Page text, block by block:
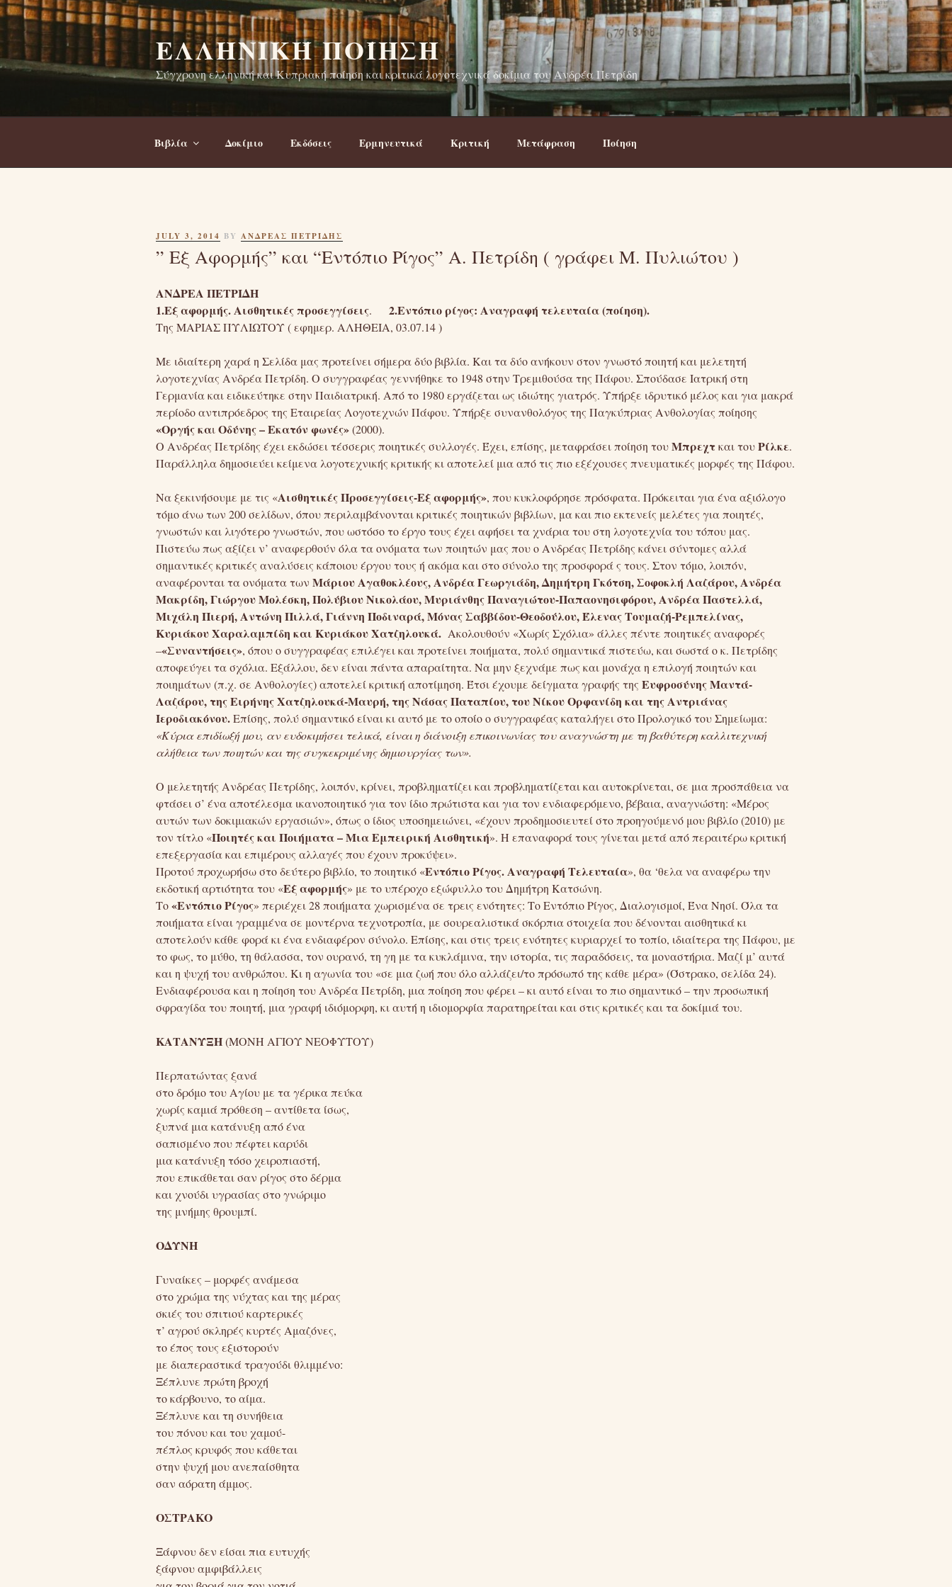
Skip
content
ΕΛΛΗΝΙΚΉ ΠΟΊΗΣΗ
Σύγχρονη ελληνική και Κυπριακή ποίηση και κριτικά λογοτεχνικά δοκίμια του Ανδρέα Πετρίδη
Βιβλία Δοκίμιο Εκδόσεις Ερμηνευτικά Κριτική Μετάφραση Ποίηση
POSTED
JULY 3, 2014 BY ΑΝΔΡΕΑΣ ΠΕΤΡΊΔΗΣ
” Εξ Αφορμής” και “Εντόπιο Ρίγος” Α. Πετρίδη ( γράφει Μ. Πυλιώτου )
ΑΝΔΡΕΑ ΠΕΤΡΙΔΗ
1.Εξ αφορμής. Αισθητικές προσεγγίσεις. 2.Εντόπιο ρίγος: Αναγραφή τελευταία (ποίηση).
Της ΜΑΡΙΑΣ ΠΥΛΙΩΤΟΥ ( εφημερ. ΑΛΗΘΕΙΑ, 03.07.14 )
Με ιδιαίτερη χαρά η Σελίδα μας προτείνει σήμερα δύο βιβλία. Και τα δύο ανήκουν στον γνωστό ποιητή και μελετητή
λογοτεχνίας Ανδρέα Πετρίδη. Ο συγγραφέας γεννήθηκε το 1948 στην Τρεμιθούσα της Πάφου. Σπούδασε Ιατρική στη
Γερμανία και ειδικεύτηκε στην Παιδιατρική. Από το 1980 εργάζεται ως ιδιώτης γιατρός. Υπήρξε ιδρυτικό μέλος και για μακρά
περίοδο αντιπρόεδρος της Εταιρείας Λογοτεχνών Πάφου. Υπήρξε συνανθολόγος της Παγκύπριας Ανθολογίας ποίησης
«Οργής καιΟδύνης – Εκατόν φωνές»(2000).
Ο Ανδρέας Πετρίδης έχει εκδώσει τέσσερις ποιητικές συλλογές. Έχει, επίσης, μεταφράσει ποίηση τουΜπρεχτκαι τουΡίλκε.
Παράλληλα δημοσιεύει κείμενα λογοτεχνικής κριτικής κι αποτελεί μια από τις πιο εξέχουσες πνευματικές μορφές της Πάφου.
Να ξεκινήσουμε με τις «Αισθητικές Προσεγγίσεις-Εξ αφορμής», που κυκλοφόρησε πρόσφατα. Πρόκειται για ένα αξιόλογο
τόμο άνω των 200 σελίδων, όπου περιλαμβάνονται κριτικές ποιητικών βιβλίων, μα και πιο εκτενείς μελέτες για ποιητές,
γνωστών και λιγότερο γνωστών, που ωστόσο το έργο τους έχει αφήσει τα χνάρια του στη λογοτεχνία του τόπου μας.
Πιστεύω πως αξίζει ν’ αναφερθούν όλα τα ονόματα των ποιητών μας που ο Ανδρέας Πετρίδης κάνει σύντομες αλλά
σημαντικές κριτικές αναλύσεις κάποιου έργου τους ή ακόμα και στο σύνολο της προσφορά ς τους. Στον τόμο, λοιπόν,
αναφέρονται τα ονόματα των Μάριου Αγαθοκλέους, Ανδρέα Γεωργιάδη, Δημήτρη Γκότση, Σοφοκλή Λαζάρου, Ανδρέα
Μακρίδη, Γιώργου Μολέσκη, Πολύβιου Νικολάου, Μυριάνθης Παναγιώτου-Παπαονησιφόρου, Ανδρέα Παστελλά,
Μιχάλη Πιερή, Αντώνη Πιλλά, Γιάννη Ποδιναρά, Μόνας Σαββίδου-Θεοδούλου, Έλενας Τουμαζή-Ρεμπελίνας,
Κυριάκου Χαραλαμπίδη και Κυριάκου Χατζηλουκά. Ακολουθούν «Χωρίς Σχόλια» άλλες πέντε ποιητικές αναφορές
–«Συναντήσεις», όπου ο συγγραφέας επιλέγει και προτείνει ποιήματα, πολύ σημαντικά πιστεύω, και σωστά ο κ. Πετρίδης
αποφεύγει τα σχόλια. Εξάλλου, δεν είναι πάντα απαραίτητα. Να μην ξεχνάμε πως και μονάχα η επιλογή ποιητών και
ποιημάτων (π.χ. σε Ανθολογίες) αποτελεί κριτική αποτίμηση. Έτσι έχουμε δείγματα γραφής της Ευφροσύνης Μαντά-
Λαζάρου, της Ειρήνης Χατζηλουκά-Μαυρή, της Νάσας Παταπίου, του Νίκου Ορφανίδη και της Αντριάνας
Ιεροδιακόνου.Επίσης, πολύ σημαντικό είναι κι αυτό με το οποίο ο συγγραφέας καταλήγει στο Προλογικό του Σημείωμα:
«Κύρια επιδίωξή μου, αν ευδοκιμήσει τελικά, είναι η διάνοιξη επικοινωνίας του αναγνώστη με τη βαθύτερη καλλιτεχνική
αλήθεια των ποιητών και της συγκεκριμένης δημιουργίας των».
Ο μελετητής Ανδρέας Πετρίδης, λοιπόν, κρίνει, προβληματίζει και προβληματίζεται και αυτοκρίνεται, σε μια προσπάθεια να
φτάσει σ’ ένα αποτέλεσμα ικανοποιητικό για τον ίδιο πρώτιστα και για τον ενδιαφερόμενο, βέβαια, αναγνώστη: «Μέρος
αυτών των δοκιμιακών εργασιών», όπως ο ίδιος υποσημειώνει, «έχουν προδημοσιευτεί στο προηγούμενό μου βιβλίο (2010) με
τον τίτλο «Ποιητές και Ποιήματα – Μια Εμπειρική Αισθητική». Η επαναφορά τους γίνεται μετά από περαιτέρω κριτική
επεξεργασία και επιμέρους αλλαγές που έχουν προκύψει».
Προτού προχωρήσω στο δεύτερο βιβλίο, το ποιητικό «Εντόπιο Ρίγος. Αναγραφή Τελευταία», θα ‘θελα να αναφέρω την
εκδοτική αρτιότητα του «Εξ αφορμής» με το υπέροχο εξώφυλλο του Δημήτρη Κατσώνη.
Το«Εντόπιο Ρίγος» περιέχει 28 ποιήματα χωρισμένα σε τρεις ενότητες: Το Εντόπιο Ρίγος, Διαλογισμοί, Ένα Νησί. Όλα τα
ποιήματα είναι γραμμένα σε μοντέρνα τεχνοτροπία, με σουρεαλιστικά σκόρπια στοιχεία που δένονται αισθητικά κι
αποτελούν κάθε φορά κι ένα ενδιαφέρον σύνολο. Επίσης, και στις τρεις ενότητες κυριαρχεί το τοπίο, ιδιαίτερα της Πάφου, με
το φως, το μύθο, τη θάλασσα, τον ουρανό, τη γη με τα κυκλάμινα, την ιστορία, τις παραδόσεις, τα μοναστήρια. Μαζί μ’ αυτά
και η ψυχή του ανθρώπου. Κι η αγωνία του «σε μια ζωή που όλο αλλάζει/το πρόσωπό της κάθε μέρα» (Όστρακο, σελίδα 24).
Ενδιαφέρουσα και η ποίηση του Ανδρέα Πετρίδη, μια ποίηση που φέρει – κι αυτό είναι το πιο σημαντικό – την προσωπική
σφραγίδα του ποιητή, μια γραφή ιδιόμορφη, κι αυτή η ιδιομορφία παρατηρείται και στις κριτικές και τα δοκίμιά του.
ΚΑΤΑΝΥΞΗ(ΜΟΝΗ ΑΓΙΟΥ ΝΕΟΦΥΤΟΥ)
Περπατώντας ξανά
στο δρόμο του Αγίου με τα γέρικα πεύκα
χωρίς καμιά πρόθεση – αντίθετα ίσως,
ξυπνά μια κατάνυξη από ένα
σαπισμένο που πέφτει καρύδι
μια κατάνυξη τόσο χειροπιαστή,
που επικάθεται σαν ρίγος στο δέρμα
και χνούδι υγρασίας στο γνώριμο
της μνήμης θρουμπί.
ΟΔΥΝΗ
Γυναίκες – μορφές ανάμεσα
στο χρώμα της νύχτας και της μέρας
σκιές του σπιτιού καρτερικές
τ’ αγρού σκληρές κυρτές Αμαζόνες,
το έπος τους εξιστορούν
με διαπεραστικά τραγούδι θλιμμένο:
Ξέπλυνε πρώτη βροχή
το κάρβουνο, το αίμα.
Ξέπλυνε και τη συνήθεια
του πόνου και του χαμού-
πέπλος κρυφός που κάθεται
στην ψυχή μου ανεπαίσθητα
σαν αόρατη άμμος.
ΟΣΤΡΑΚΟ
Ξάφνου δεν είσαι πια ευτυχής
ξάφνου αμφιβάλλεις